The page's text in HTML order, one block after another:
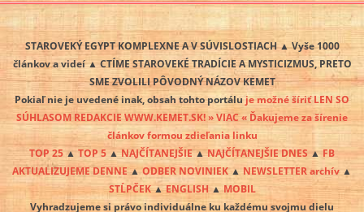
STAROVEKÝ EGYPT KOMPLEXNE A V SÚVISLOSTIACH ▲ Vyše 1000
článkov a videí ▲ CTÍME STAROVEKÉ TRADÍCIE A MYSTICIZMUS, PRETO
SME ZVOLILI PÔVODNÝ NÁZOV KEMET
Pokiaľ nie je uvedené inak, obsah tohto portálu je možné šíriť LEN SO
SÚHLASOM REDAKCIE WWW.KEMET.SK! » VIAC « Ďakujeme za šírenie
článkov formou zdieľania linku
TOP 25 ▲ TOP 5▲NAJČÍTANEJŠIE▲NAJČÍTANEJŠIE DNES ▲FB
AKTUALIZUJEME DENNE▲ODBER NOVINIEK▲ NEWSLETTER archív ▲
STĹPČEK▲ENGLISH▲MOBIL
Vyhradzujeme si právo individuálne ku každému svojmu dielu